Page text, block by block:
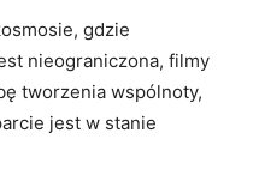
gdzie
nieograniczona, filmy
tworzenia wspólnoty,
jest w stanie